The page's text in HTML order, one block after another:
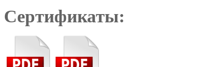
Сертификаты: